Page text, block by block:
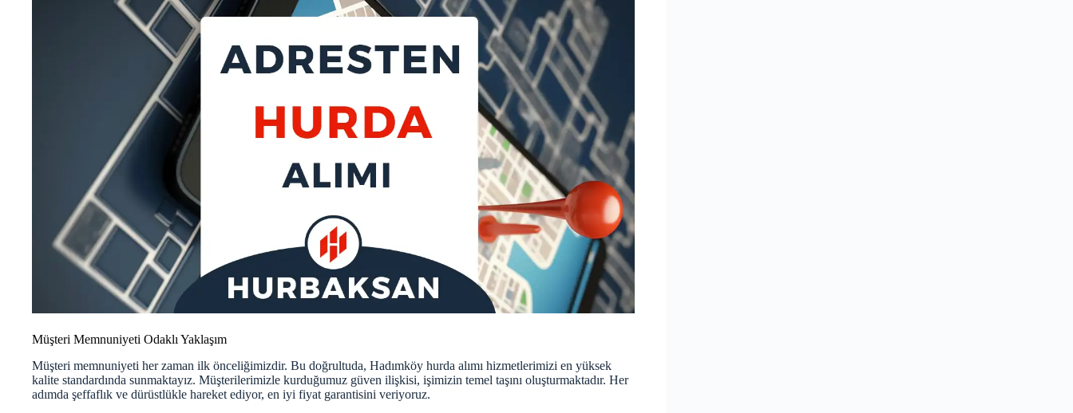
Müşteri Memnuniyeti Odaklı Yaklaşım
Müşteri memnuniyeti her zaman ilk önceliğimizdir. Bu doğrultuda, Hadımköy hurda alımı hizmetlerimizi en yüksek
kalite standardında sunmaktayız. Müşterilerimizle kurduğumuz güven ilişkisi, işimizin temel taşını oluşturmaktadır. Her
adımda şeffaflık ve dürüstlükle hareket ediyor, en iyi fiyat garantisini veriyoruz.